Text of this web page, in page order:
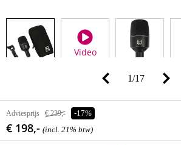
Video
1/17
Adviesprijs € 239,- -17%
€ 198,- (incl. 21% btw)